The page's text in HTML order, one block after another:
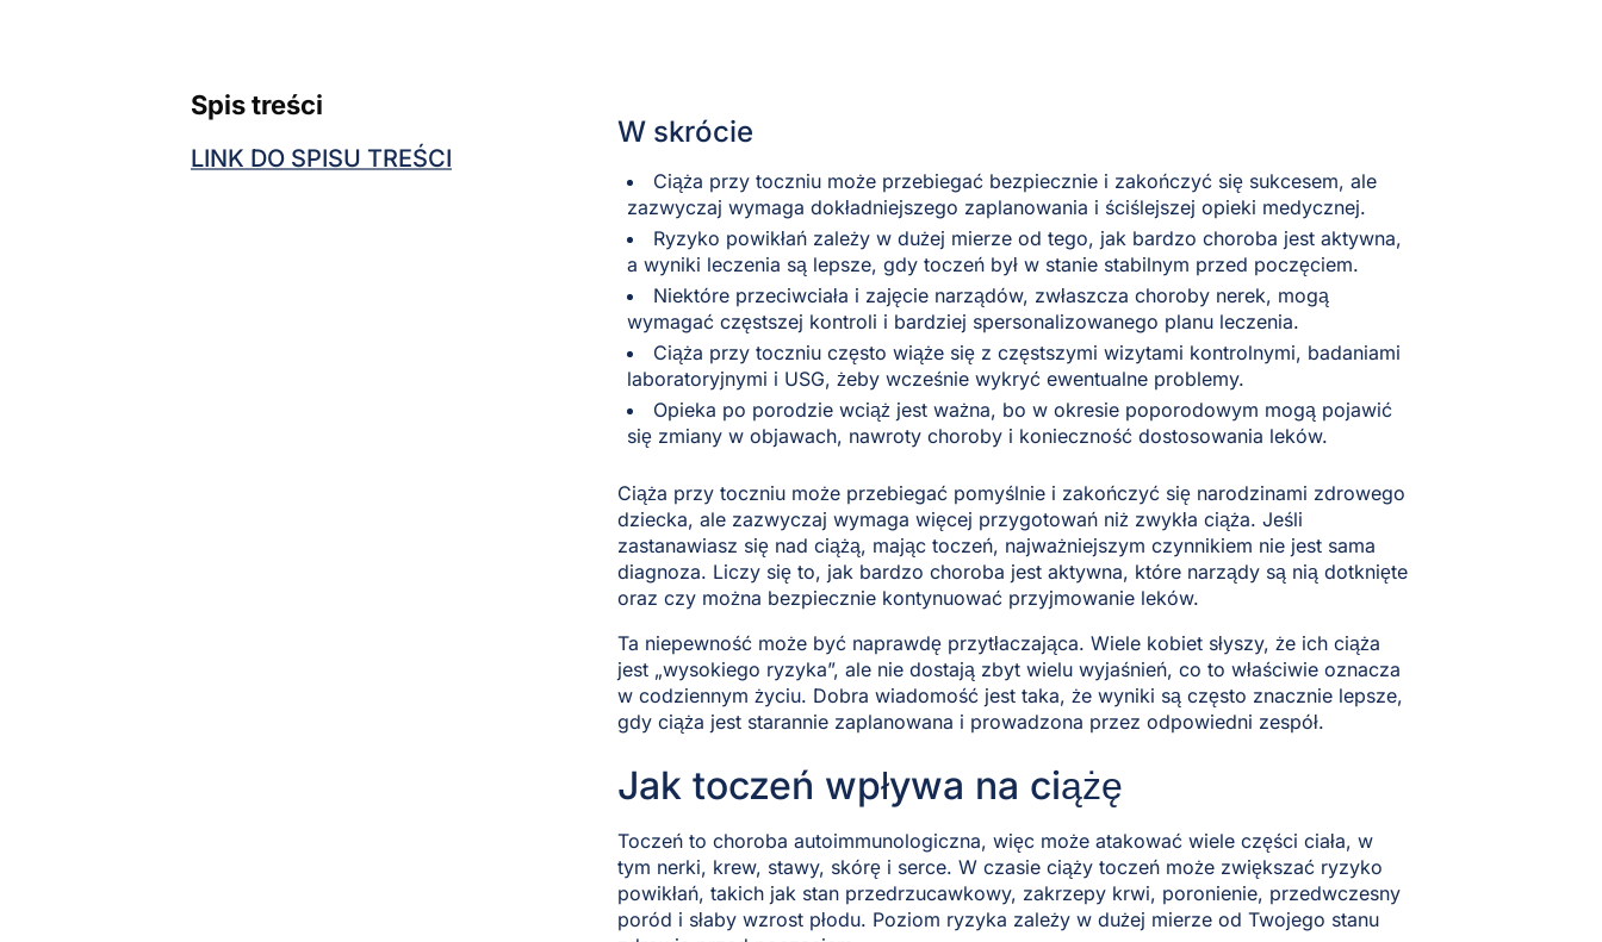
Spis treści
LINK DO SPISU TREŚCI
W skrócie
Ciąża przy toczniu może przebiegać bezpiecznie i zakończyć się sukcesem, ale
zazwyczaj wymaga dokładniejszego zaplanowania i ściślejszej opieki medycznej.
Ryzyko powikłań zależy w dużej mierze od tego, jak bardzo choroba jest aktywna,
a wyniki leczenia są lepsze, gdy toczeń był w stanie stabilnym przed poczęciem.
Niektóre przeciwciała i zajęcie narządów, zwłaszcza choroby nerek, mogą
wymagać częstszej kontroli i bardziej spersonalizowanego planu leczenia.
Ciąża przy toczniu często wiąże się z częstszymi wizytami kontrolnymi, badaniami
laboratoryjnymi i USG, żeby wcześnie wykryć ewentualne problemy.
Opieka po porodzie wciąż jest ważna, bo w okresie poporodowym mogą pojawić
się zmiany w objawach, nawroty choroby i konieczność dostosowania leków.
Ciąża przy toczniu może przebiegać pomyślnie i zakończyć się narodzinami zdrowego
dziecka, ale zazwyczaj wymaga więcej przygotowań niż zwykła ciąża. Jeśli
zastanawiasz się nad ciążą, mając toczeń, najważniejszym czynnikiem nie jest sama
diagnoza. Liczy się to, jak bardzo choroba jest aktywna, które narządy są nią dotknięte
oraz czy można bezpiecznie kontynuować przyjmowanie leków.
Ta niepewność może być naprawdę przytłaczająca. Wiele kobiet słyszy, że ich ciąża
jest „wysokiego ryzyka”, ale nie dostają zbyt wielu wyjaśnień, co to właściwie oznacza
w codziennym życiu. Dobra wiadomość jest taka, że wyniki są często znacznie lepsze,
gdy ciąża jest starannie zaplanowana i prowadzona przez odpowiedni zespół.
Jak toczeń wpływa na ciążę
Toczeń to choroba autoimmunologiczna, więc może atakować wiele części ciała, w
tym nerki, krew, stawy, skórę i serce. W czasie ciąży toczeń może zwiększać ryzyko
powikłań, takich jak stan przedrzucawkowy, zakrzepy krwi, poronienie, przedwczesny
poród i słaby wzrost płodu. Poziom ryzyka zależy w dużej mierze od Twojego stanu